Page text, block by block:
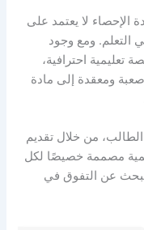
الإحصاء لا يعتمد على
التعلم. ومع وجود
احترافية،
ومعقدة إلى مادة
من خلال تقديم
مصممة خصيصًا لكل
يبحث عن التفوق في